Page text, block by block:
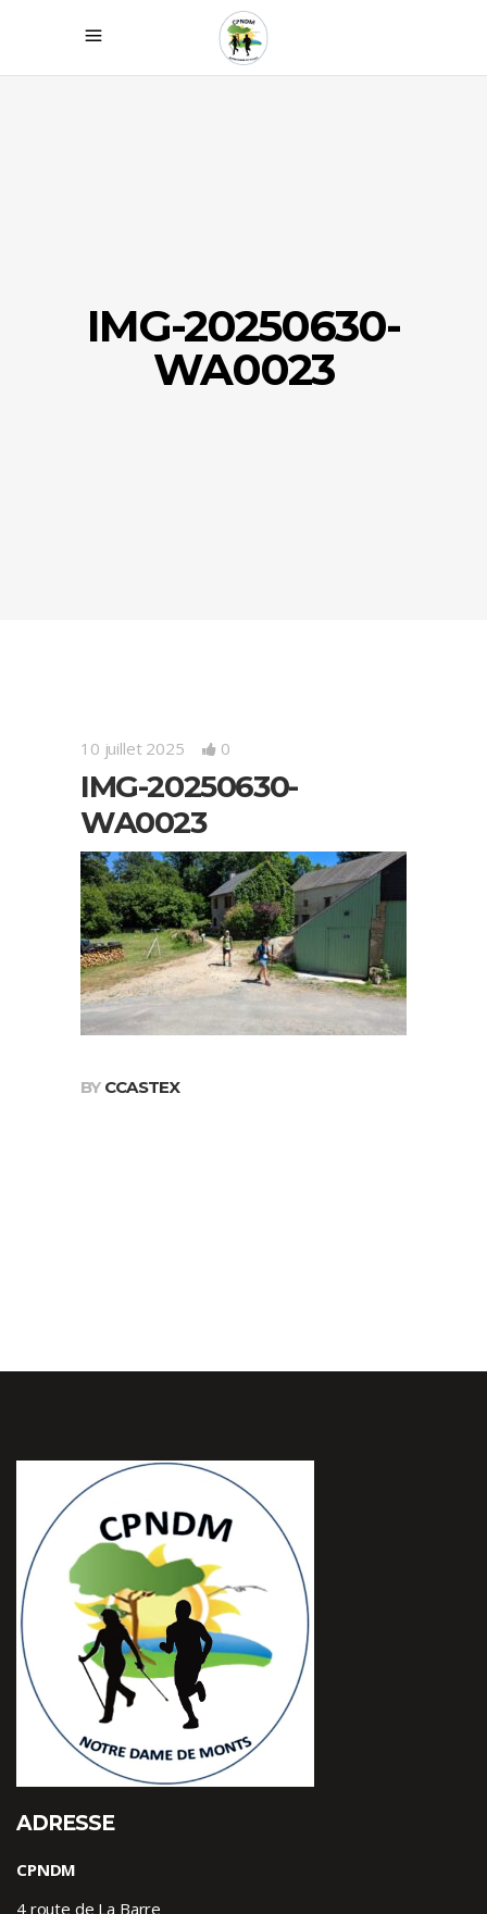
IMG-20250630-
WA0023
10 juillet 2025 0
IMG-20250630-
WA0023
BY CCASTEX
ADRESSE
CPNDM
4 route de La Barre